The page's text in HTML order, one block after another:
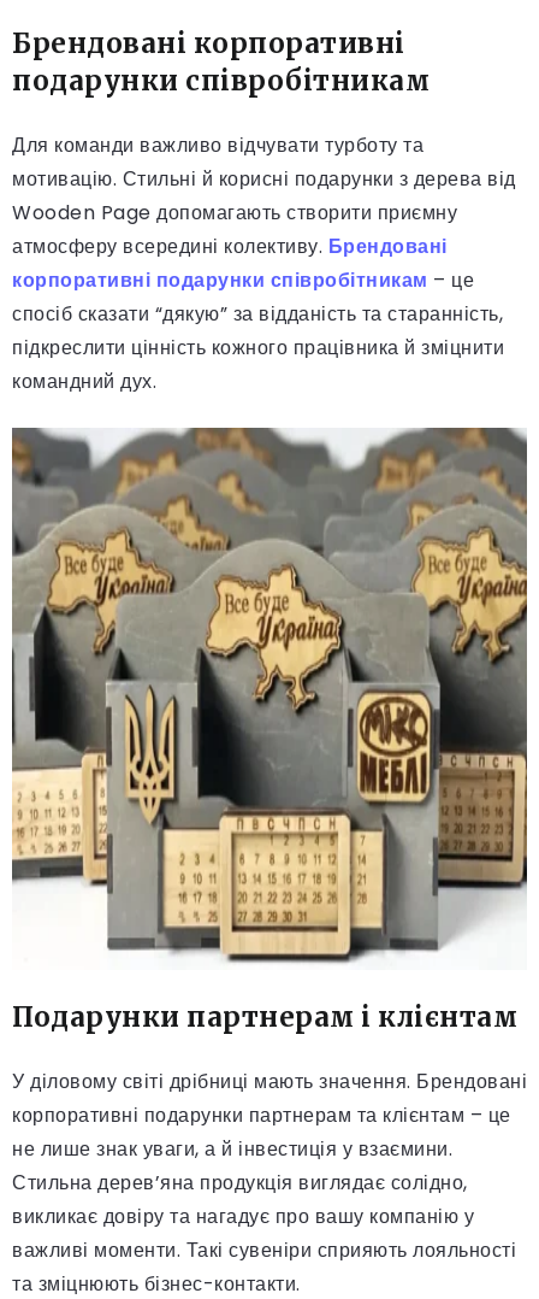
Брендовані корпоративні
подарунки співробітникам
Для команди важливо відчувати турботу та
мотивацію. Стильні й корисні подарунки з дерева від
Wooden Page допомагають створити приємну
атмосферу всередині колективу. Брендовані
корпоративні подарунки співробітникам – це
спосіб сказати “дякую” за відданість та старанність,
підкреслити цінність кожного працівника й зміцнити
командний дух.
Подарунки партнерам і клієнтам
У діловому світі дрібниці мають значення. Брендовані
корпоративні подарунки партнерам та клієнтам – це
не лише знак уваги, а й інвестиція у взаємини.
Стильна дерев’яна продукція виглядає солідно,
викликає довіру та нагадує про вашу компанію у
важливі моменти. Такі сувеніри сприяють лояльності
та зміцнюють бізнес-контакти.